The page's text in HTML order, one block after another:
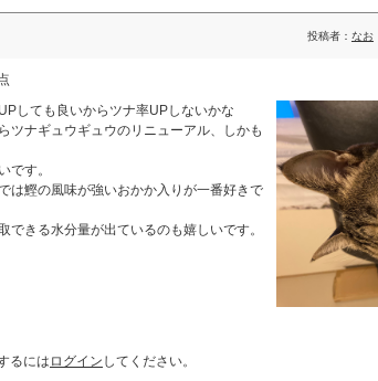
投稿者： なお
しても良いからツナ率UPしないかな
ツナギュウギュウのリニューアル、しかも
です。
は鰹の風味が強いおかか入りが一番好きで
できる水分量が出ているのも嬉しいです。
るには ログイン してください。